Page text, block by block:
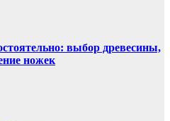
выбор древесины,
ножек